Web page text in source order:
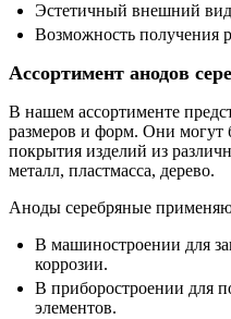
Эстетичный внешний
Возможность получения
Ассортимент анодов
В нашем ассортименте
размеров и форм. Они могут
покрытия изделий из
металл, пластмасса, дерево.
Аноды серебряные
В машиностроении для
коррозии.
В приборостроении для
элементов.